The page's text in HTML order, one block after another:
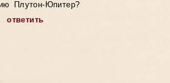
Плутон-Юпитер?
ответить